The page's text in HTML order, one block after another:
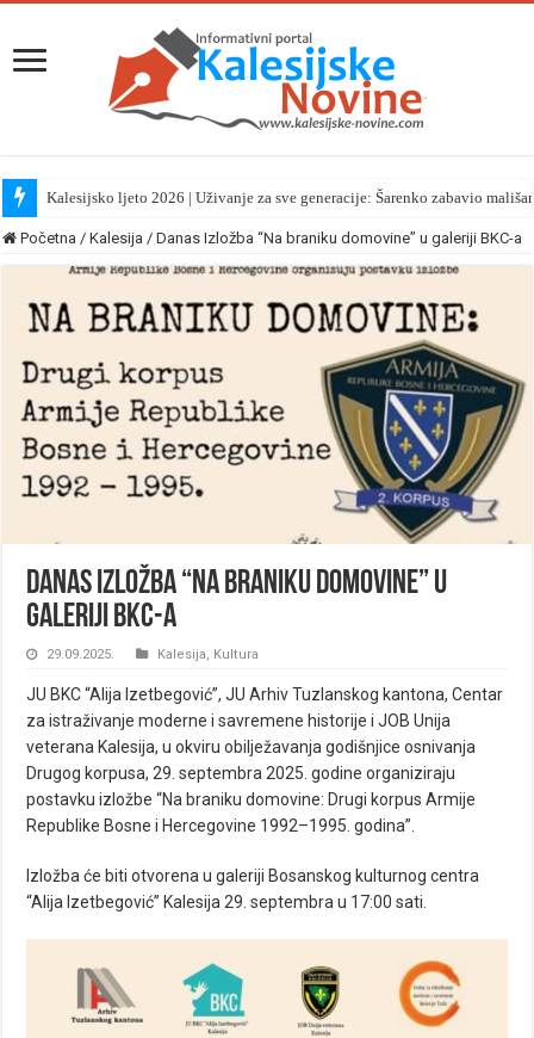
Kalesijsko ljeto 2026 | Uživanje za sve generacije: Šarenko zabavio
Početna / Kalesija / Danas Izložba “Na braniku domovine” u galeriji BKC-a
Danas Izložba “Na braniku domovine” u
galeriji BKC-a
29.09.2025. Kalesija Kultura
JU BKC “Alija Izetbegović”, JU Arhiv Tuzlanskog kantona, Centar
za istraživanje moderne i savremene historije i JOB Unija
veterana Kalesija, u okviru obilježavanja godišnjice osnivanja
Drugog korpusa, 29. septembra 2025. godine organiziraju
postavku izložbe “Na braniku domovine: Drugi korpus Armije
Republike Bosne i Hercegovine 1992–1995. godina”.
Izložba će biti otvorena u galeriji Bosanskog kulturnog centra
“Alija Izetbegović” Kalesija 29. septembra u 17:00 sati.